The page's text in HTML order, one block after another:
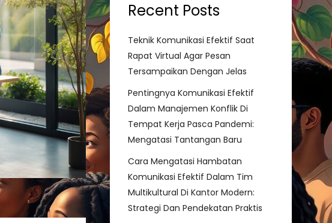
Recent Posts
Teknik Komunikasi Efektif Saat
Rapat Virtual Agar Pesan
Tersampaikan Dengan Jelas
Pentingnya Komunikasi Efektif
Dalam Manajemen Konflik Di
Tempat Kerja Pasca Pandemi:
Mengatasi Tantangan Baru
Cara Mengatasi Hambatan
Komunikasi Efektif Dalam Tim
Multikultural Di Kantor Modern:
Strategi Dan Pendekatan Praktis